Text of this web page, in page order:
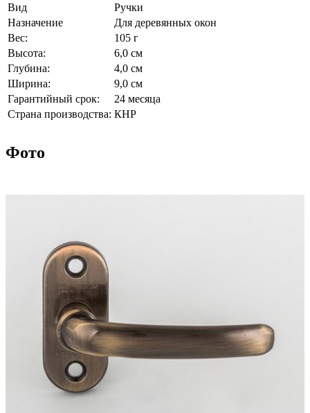
Вид
Ручки
Назначение
Для деревянных окон
Вес:
105 г
Высота:
6,0 см
Глубина:
4,0 см
Ширина:
9,0 см
Гарантийный срок:
24 месяца
Страна производства: КНР
Фото